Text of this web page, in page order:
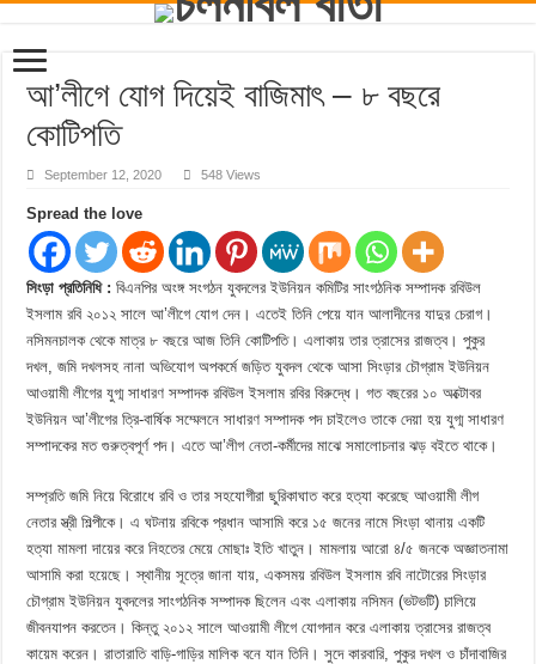
আ’লীগে যোগ দিয়েই বাজিমাৎ – ৮ বছরে
কোটিপতি
September 12, 2020 548 Views
Spread the love
সিংড়া প্রতিনিধি : বিএনপির অংঙ্গ সংগঠন যুবদলের ইউনিয়ন কমিটির সাংগঠনিক সম্পাদক রবিউল
ইসলাম রবি ২০১২ সালে আ’লীগে যোগ দেন। এতেই তিনি পেয়ে যান আলাদীনের যাদুর চেরাগ।
নসিমনচালক থেকে মাত্র ৮ বছরে আজ তিনি কোটিপতি। এলাকায় তার ত্রাসের রাজত্ব। পুকুর
দখল, জমি দখলসহ নানা অভিযোগ অপকর্মে জড়িত যুবদল থেকে আসা সিংড়ার চৌগ্রাম ইউনিয়ন
আওয়ামী লীগের যুগ্ম সাধারণ সম্পাদক রবিউল ইসলাম রবির বিরুদ্ধে। গত বছরের ১০ অক্টোবর
ইউনিয়ন আ’লীগের ত্রি-বার্ষিক সম্মেলনে সাধারণ সম্পাদক পদ চাইলেও তাকে দেয়া হয় যুগ্ম সাধারণ
সম্পাদকের মত গুরুত্বপূর্ণ পদ। এতে আ’লীগ নেতা-কর্মীদের মাঝে সমালোচনার ঝড় বইতে থাকে।
সম্প্রতি জমি নিয়ে বিরোধে রবি ও তার সহযোগীরা ছুরিকাঘাত করে হত্যা করেছে আওয়ামী লীগ
নেতার স্ত্রী শিল্পীকে। এ ঘটনায় রবিকে প্রধান আসামি করে ১৫ জনের নামে সিংড়া থানায় একটি
হত্যা মামলা দায়ের করে নিহতের মেয়ে মোছাঃ ইতি খাতুন। মামলায় আরো ৪/৫ জনকে অজ্ঞাতনামা
আসামি করা হয়েছে। স্থানীয় সূত্রে জানা যায়, একসময় রবিউল ইসলাম রবি নাটোরের সিংড়ার
চৌগ্রাম ইউনিয়ন যুবদলের সাংগঠনিক সম্পাদক ছিলেন এবং এলাকায় নসিমন (ভটভটি) চালিয়ে
জীবনযাপন করতেন। কিন্তু ২০১২ সালে আওয়ামী লীগে যোগদান করে এলাকায় ত্রাসের রাজত্ব
কায়েম করেন। রাতারাতি বাড়ি-গাড়ির মালিক বনে যান তিনি। সুদে কারবারি, পুকুর দখল ও চাঁদাবাজির